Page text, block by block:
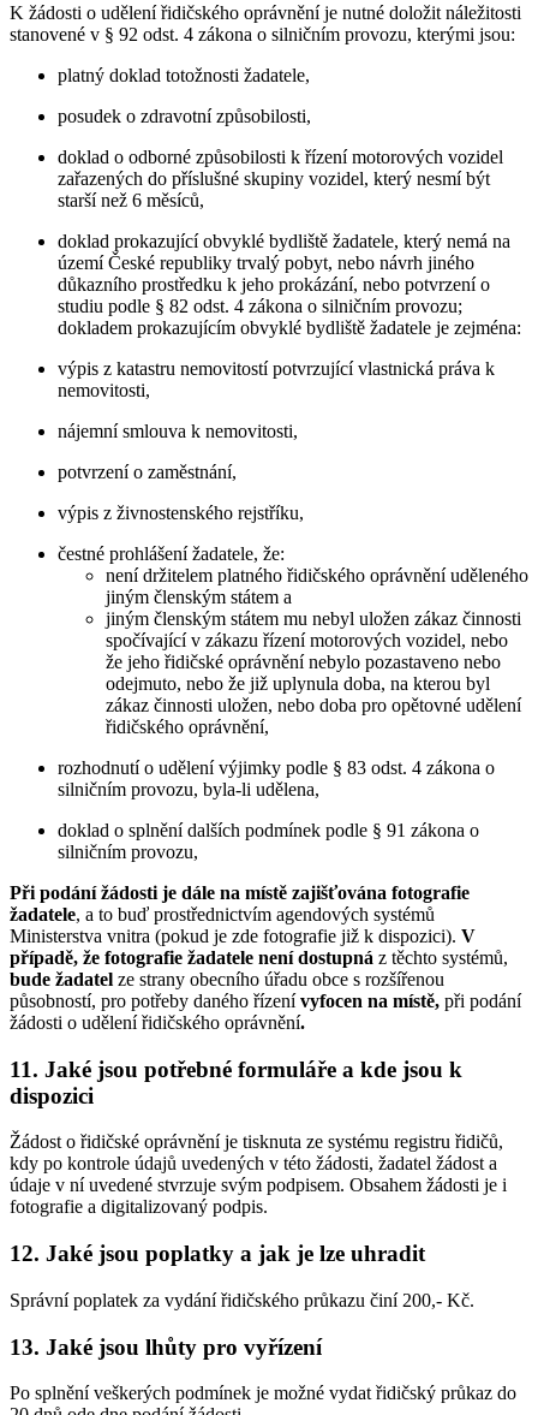
K žádosti o udělení řidičského oprávnění je nutné doložit náležitosti
stanovené v § 92 odst. 4 zákona o silničním provozu, kterými jsou:
platný doklad totožnosti žadatele,
posudek o zdravotní způsobilosti,
doklad o odborné způsobilosti k řízení motorových vozidel
zařazených do příslušné skupiny vozidel, který nesmí být
starší než 6 měsíců,
doklad prokazující obvyklé bydliště žadatele, který nemá na
území České republiky trvalý pobyt, nebo návrh jiného
důkazního prostředku k jeho prokázání, nebo potvrzení o
studiu podle § 82 odst. 4 zákona o silničním provozu;
dokladem prokazujícím obvyklé bydliště žadatele je zejména:
výpis z katastru nemovitostí potvrzující vlastnická práva k
nemovitosti,
nájemní smlouva k nemovitosti,
potvrzení o zaměstnání,
výpis z živnostenského rejstříku,
čestné prohlášení žadatele, že:
není držitelem platného řidičského oprávnění uděleného
jiným členským státem a
jiným členským státem mu nebyl uložen zákaz činnosti
spočívající v zákazu řízení motorových vozidel, nebo
že jeho řidičské oprávnění nebylo pozastaveno nebo
odejmuto, nebo že již uplynula doba, na kterou byl
zákaz činnosti uložen, nebo doba pro opětovné udělení
řidičského oprávnění,
rozhodnutí o udělení výjimky podle § 83 odst. 4 zákona o
silničním provozu, byla-li udělena,
doklad o splnění dalších podmínek podle § 91 zákona o
silničním provozu,
Při podání žádosti je dále na místě zajišťována fotografie
žadatele, a to buď prostřednictvím agendových systémů
Ministerstva vnitra (pokud je zde fotografie již k dispozici). V
případě, že fotografie žadatele není dostupná z těchto systémů,
bude žadatel ze strany obecního úřadu obce s rozšířenou
působností, pro potřeby daného řízenívyfocen na místě, při podání
žádosti o udělení řidičského oprávnění.
11. Jaké jsou potřebné formuláře a kde jsou k
dispozici
Žádost o řidičské oprávnění je tisknuta ze systému registru řidičů,
kdy po kontrole údajů uvedených v této žádosti, žadatel žádost a
údaje v ní uvedené stvrzuje svým podpisem. Obsahem žádosti je i
fotografie a digitalizovaný podpis.
12. Jaké jsou poplatky a jak je lze uhradit
Správní poplatek za vydání řidičského průkazu činí 200,- Kč.
13. Jaké jsou lhůty pro vyřízení
Po splnění veškerých podmínek je možné vydat řidičský průkaz do